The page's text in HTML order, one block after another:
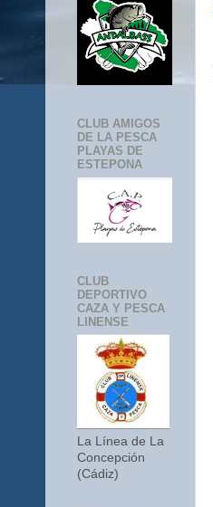
CLUB AMIGOS
DE LA PESCA
PLAYAS DE
ESTEPONA
CLUB
DEPORTIVO
CAZA Y PESCA
LINENSE
La Línea de La
Concepción
(Cádiz)